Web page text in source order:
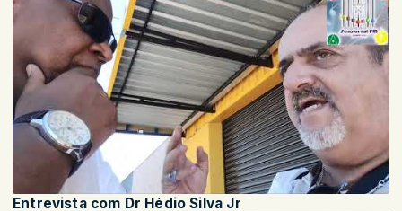
Entrevista com Dr Hédio Silva Jr